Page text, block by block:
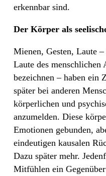
erkennbar sind.
Der Körper als
Mienen, Gesten, Laute
Laute des menschlichen
bezeichnen – haben ein
später bei anderen
körperlichen und
anzumelden. Diese
Emotionen gebunden,
eindeutigen kausalen
Dazu später mehr.
Mitfühlen ein